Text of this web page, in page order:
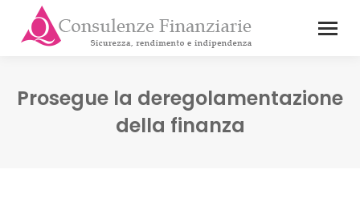
Prosegue la deregolamentazione
della finanza